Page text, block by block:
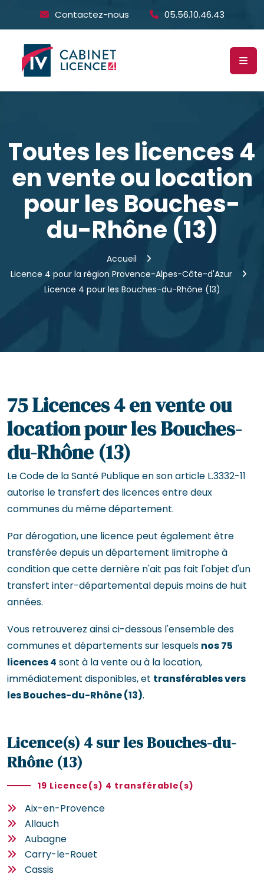
Contactez-nous 05.56.10.46.43
Toutes les licences 4
en vente ou location
pour les Bouches-
du-Rhône (13)
Accueil
Licence 4 pour la région Provence-Alpes-Côte-d'Azur
Licence 4 pour les Bouches-du-Rhône (13)
75 Licences 4 en vente ou
location pour les Bouches-
du-Rhône (13)
Le Code de la Santé Publique en son article L.3332-11
autorise le transfert des licences entre deux
communes du même département.
Par dérogation, une licence peut également être
transférée depuis un département limitrophe à
condition que cette dernière n'ait pas fait l'objet d'un
transfert inter-départemental depuis moins de huit
années.
Vous retrouverez ainsi ci-dessous l'ensemble des
communes et départements sur lesquels nos 75
licences 4 sont à la vente ou à la location,
immédiatement disponibles, et transférables vers
les Bouches-du-Rhône (13).
Licence(s) 4 sur les Bouches-du-
Rhône (13)
19 Licence(s) 4 transférable(s)
Aix-en-Provence
Allauch
Aubagne
Carry-le-Rouet
Cassis